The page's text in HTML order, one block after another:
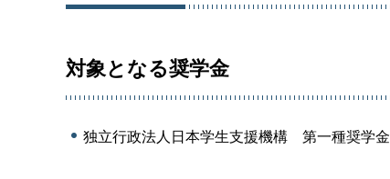
対象となる奨学金
独立行政法人日本学生支援機構 第一種奨学金